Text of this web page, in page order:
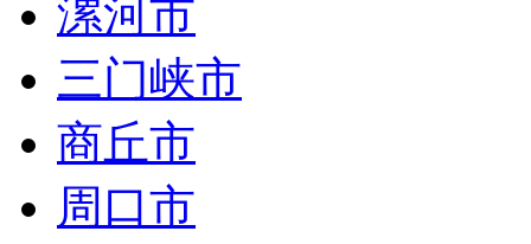
漯河市
三门峡市
商丘市
周口市